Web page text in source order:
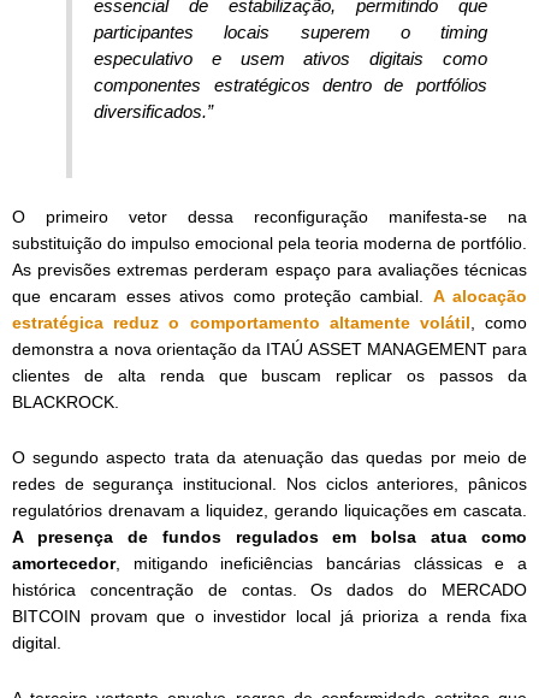
essencial de estabilização, permitindo que
participantes locais superem o timing
especulativo e usem ativos digitais como
componentes estratégicos dentro de portfólios
diversificados.”
O primeiro vetor dessa reconfiguração manifesta-se na
substituição do impulso emocional pela teoria moderna de portfólio.
As previsões extremas perderam espaço para avaliações técnicas
que encaram esses ativos como proteção cambial. A alocação
estratégica reduz o comportamento altamente volátil , como
demonstra a nova orientação da ITAÚ ASSET MANAGEMENT para
clientes de alta renda que buscam replicar os passos da
BLACKROCK.
O segundo aspecto trata da atenuação das quedas por meio de
redes de segurança institucional. Nos ciclos anteriores, pânicos
regulatórios drenavam a liquidez, gerando liquicações em cascata.
A presença de fundos regulados em bolsa atua como
amortecedor, mitigando ineficiências bancárias clássicas e a
histórica concentração de contas. Os dados do MERCADO
BITCOIN provam que o investidor local já prioriza a renda fixa
digital.